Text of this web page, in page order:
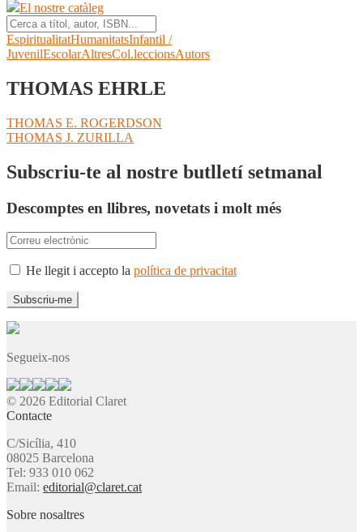
El nostre catàleg
EspiritualitatHumanitatsInfantil /
JuvenilEscolarAltresCol.leccionsAutors
THOMAS EHRLE
Navegació
d'entrades
Entrada
anterior:
THOMAS E. ROGERDSON
Pròxima
THOMAS J. ZURILLA
Subscriu-te al nostre butlletí setmanal
Descomptes en llibres, novetats i molt més
He llegit i accepto la política de privacitat
Segueix-nos
© 2026 Editorial Claret
Contacte
C/Sicília, 410
08025 Barcelona
Tel: 933 010 062
Email: editorial@claret.cat
Sobre nosaltres